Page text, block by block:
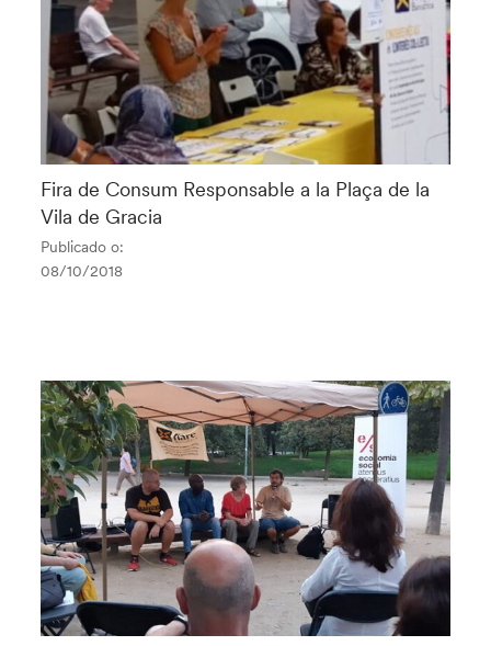
Fira de Consum Responsable a la Plaça de la
Vila de Gracia
Publicado o:
08/10/2018